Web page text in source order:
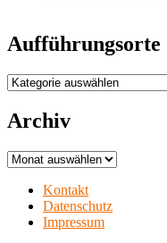
Aufführungsorte
Aufführungsorte
Archiv
Archiv
Kontakt
Datenschutz
Impressum